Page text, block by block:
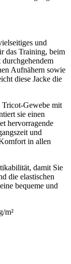
und
das Training, beim
Aufnähern sowie
diese Jacke die
Tricot-Gewebe mit
sie einen
hervorragende
und
in allen
damit Sie
die elastischen
bequeme und
m²